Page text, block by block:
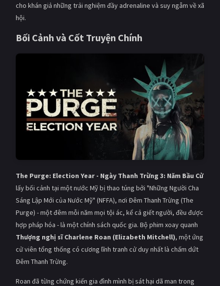
Hoạt hình
Tình cảm - Lãng mạn Kỳ ảo
Giật gân Gia đình
Viễn Tây Tiểu sử
GameShow DramaTV
Âu - Mỹ Trung Quốc - Hồng Kông
Hàn Quốc Nhật Bản
Ấn Độ Việt Nam
Tổng hợp
CẬP NHẬT
PHIM MỚI
cho khán giả những trải nghiệm đầy adrenaline và suy ngẫm về xã
hội.
Bối Cảnh và Cốt Truyện Chính
The Purge: Election Year - Ngày Thanh Trừng 3: Năm Bầu Cử
lấy bối cảnh tại một nước Mỹ bị thao túng bởi "Những Người Cha
Sáng Lập Mới của Nước Mỹ" (NFFA), nơi Đêm Thanh Trừng (The
Purge) - một đêm mỗi năm mọi tội ác, kể cả giết người, đều được
hợp pháp hóa - là một chính sách quốc gia. Bộ phim xoay quanh
Thượng nghị sĩ Charlene Roan (Elizabeth Mitchell), một ứng
cử viên tổng thống có cương lĩnh tranh cử duy nhất là chấm dứt
Đêm Thanh Trừng.
Roan đã từng chứng kiến gia đình mình bị sát hại dã man trong